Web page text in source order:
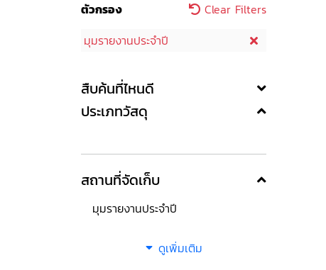
ตัวกรอง
Clear Filters
มุมรายงานประจำปี
สืบค้นที่ไหนดี
ประเภทวัสดุ
สถานที่จัดเก็บ
มุมรายงานประจำปี
ดูเพิ่มเติม